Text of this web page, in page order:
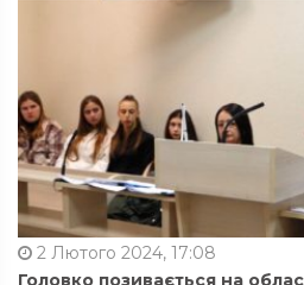
2 Лютого 2024, 17:08
Головко позивається на